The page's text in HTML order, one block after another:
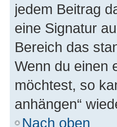
jedem Beitrag
eine Signatur
Bereich das
Wenn du einen
möchtest, so
anhängen“
Nach oben